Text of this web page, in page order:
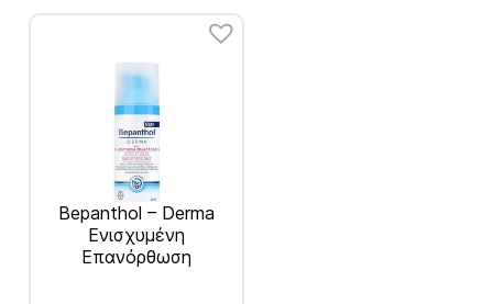
Bepanthol – Derma
Ενισχυμένη
Επανόρθωση